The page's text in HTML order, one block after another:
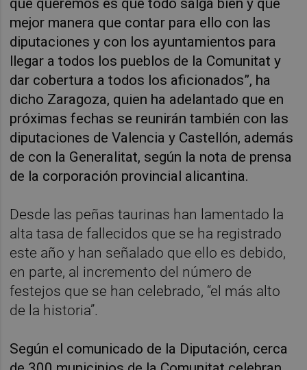
mejor manera que contar para ello con las
diputaciones y con los ayuntamientos para
llegar a todos los pueblos de la Comunitat y
dar cobertura a todos los aficionados”, ha
dicho Zaragoza, quien ha adelantado que en
próximas fechas se reunirán también con las
diputaciones de Valencia y Castellón, además
de con la Generalitat, según la nota de prensa
de la corporación provincial alicantina.
Desde las peñas taurinas han lamentado la
alta tasa de fallecidos que se ha registrado
este año y han señalado que ello es debido,
en parte, al incremento del número de
festejos que se han celebrado, “el más alto
de la historia”.
Según el comunicado de la Diputación, cerca